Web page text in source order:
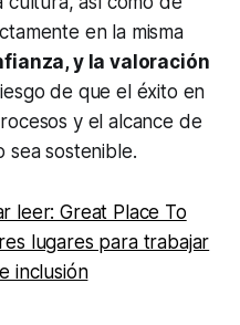
en la misma
y la valoración
de que el éxito en
y el alcance de
sea sostenible.
leer: Great Place To
lugares para trabajar
inclusión